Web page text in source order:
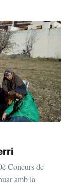
Concurs de
amb la